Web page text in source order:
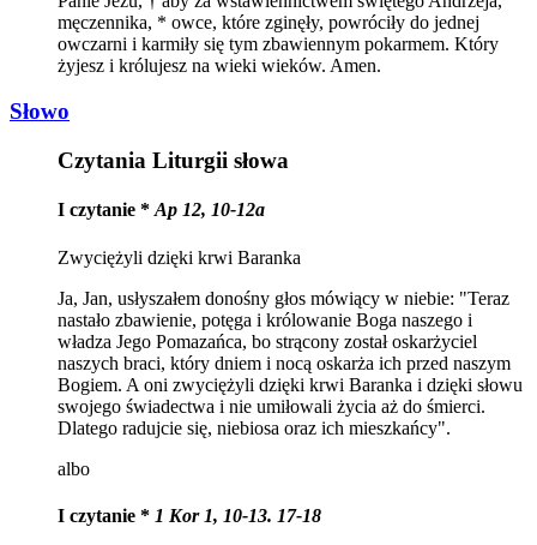
męczennika, * owce, które zginęły, powróciły do jednej
owczarni i karmiły się tym zbawiennym pokarmem. Który
żyjesz i królujesz na wieki wieków. Amen.
Słowo
Czytania Liturgii słowa
I czytanie * Ap 12, 10-12a
Zwyciężyli dzięki krwi Baranka
Ja, Jan, usłyszałem donośny głos mówiący w niebie: "Teraz
nastało zbawienie, potęga i królowanie Boga naszego i
władza Jego Pomazańca, bo strącony został oskarżyciel
naszych braci, który dniem i nocą oskarża ich przed naszym
Bogiem. A oni zwyciężyli dzięki krwi Baranka i dzięki słowu
swojego świadectwa i nie umiłowali życia aż do śmierci.
Dlatego radujcie się, niebiosa oraz ich mieszkańcy".
albo
I czytanie * 1 Kor 1, 10-13. 17-18